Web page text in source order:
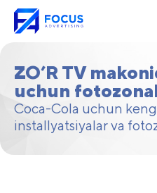
ZO’R TV
uchun
Coca-Cola uchun
installyatsiyalar va